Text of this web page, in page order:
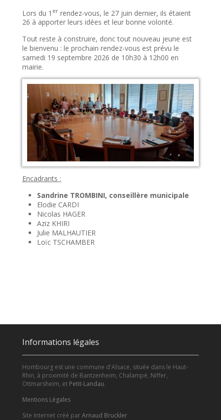
Lors du 1 errendez-vous, le 27 juin dernier, ils étaient
26 à apporter leurs idées et leur bonne volonté.
Tout reste à construire, donc tout nouveau jeune est
le bienvenu : le prochain rendez-vous est prévu le
samedi 19 septembre 2026 de 10h30 à 12h00 en
mairie.
Encadrants :
Sandrine TROMBINI, conseillère municipale
Elodie CARDI
Nicolas HAGER
Aziz KHIRI
Julie MALHAUTIER
Loïc TSCHAMBER
Informations légales
Hombourg est une commune d'Alsace, située dans le Haut-
Rhin, à proximité de Bantzenheim, Chalampé, Niffer,
Ottmarsheim, et Petit-Landau.
Mentions Légales
Site Internet créé parArnaud Bruckler